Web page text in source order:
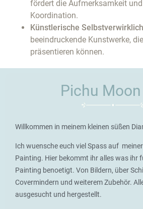
fördert die Aufmerksamkeit
Koordination.
Künstlerische
beeindruckende Kunstwerke,
präsentieren können.
Pichu
Willkommen in meinem kleinen süßen
Ich wuensche euch viel Spass auf
Painting. Hier bekommt ihr alles was ihr
Painting benoetigt. Von Bildern, über
Covermindern und weiterem Zubehör.
ausgesucht und hergestellt.